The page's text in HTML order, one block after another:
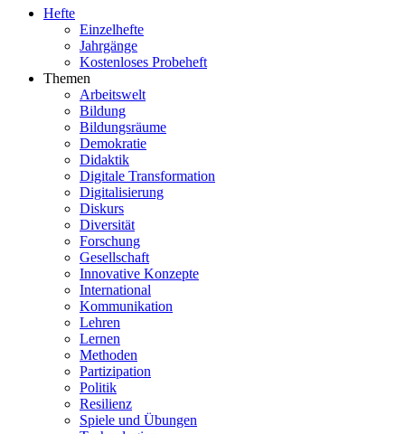
Hefte
Einzelhefte
Jahrgänge
Kostenloses Probeheft
Themen
Arbeitswelt
Bildung
Bildungsräume
Demokratie
Didaktik
Digitale Transformation
Digitalisierung
Diskurs
Diversität
Forschung
Gesellschaft
Innovative Konzepte
International
Kommunikation
Lehren
Lernen
Methoden
Partizipation
Politik
Resilienz
Spiele und Übungen